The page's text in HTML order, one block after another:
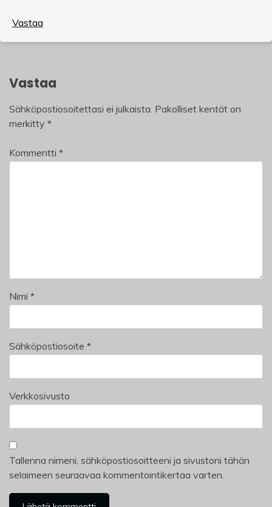
Vastaa
Vastaa
Sähköpostiosoitettasi ei julkaista. Pakolliset kentät on
merkitty *
Kommentti *
Nimi *
Sähköpostiosoite *
Verkkosivusto
Tallenna nimeni, sähköpostiosoitteeni ja sivustoni tähän
selaimeen seuraavaa kommentointikertaa varten.